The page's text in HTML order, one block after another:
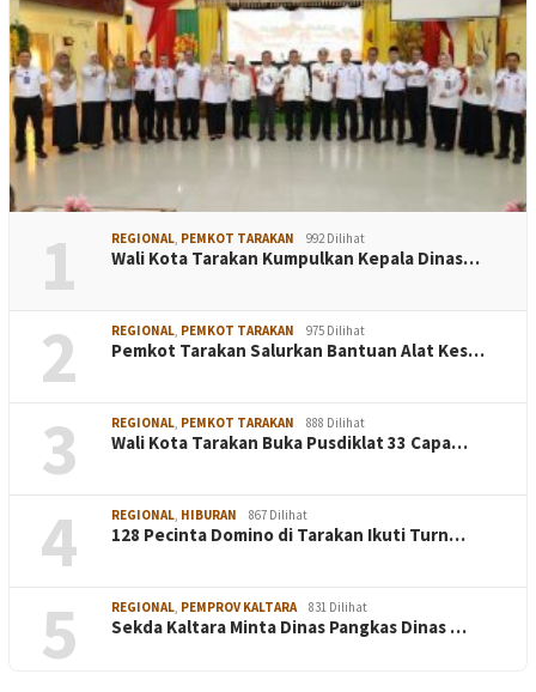
1 REGIONAL PEMKOT TARAKAN 992 Dilihat
Wali Kota Tarakan Kumpulkan Kepala Dinas…
2 REGIONAL PEMKOT TARAKAN 975 Dilihat
Pemkot Tarakan Salurkan Bantuan Alat Kes…
3 REGIONAL PEMKOT TARAKAN 888 Dilihat
Wali Kota Tarakan Buka Pusdiklat 33 Capa…
4 REGIONAL HIBURAN 867 Dilihat
128 Pecinta Domino di Tarakan Ikuti Turn…
5 REGIONAL PEMPROV KALTARA 831 Dilihat
Sekda Kaltara Minta Dinas Pangkas Dinas …